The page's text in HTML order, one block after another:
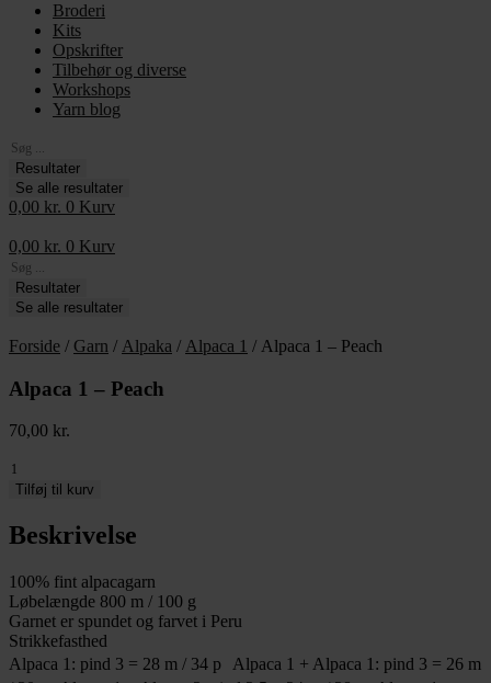
Broderi
Kits
Opskrifter
Tilbehør og diverse
Workshops
Yarn blog
Search
...Resultater
Se alle resultater
0,00 kr. 0 Kurv
0,00 kr. 0 Kurv
Search
...Resultater
Se alle resultater
Forside / Garn / Alpaka / Alpaca 1 / Alpaca 1 – Peach
Alpaca 1 – Peach
70,00 kr.
Alpaca
1
Peach
antal
Tilføj til kurv
Beskrivelse
100% fint alpacagarn
Løbelængde 800 m / 100 g
Garnet er spundet og farvet i Peru
Strikkefasthed
Alpaca 1: pind 3 = 28 m / 34 p Alpaca 1 + Alpaca 1: pind 3 = 26 m